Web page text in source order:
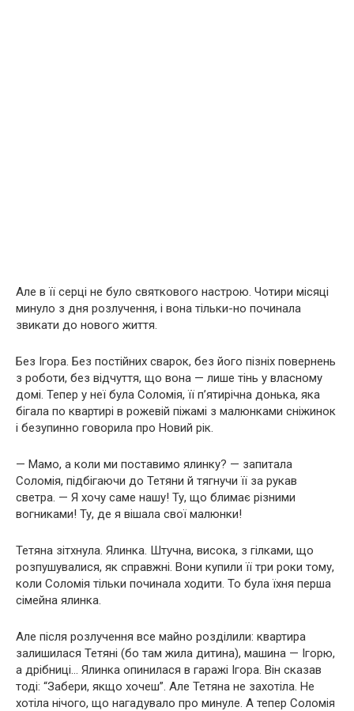
Але в її серці не було святкового настрою. Чотири місяці
минуло з дня розлучення, і вона тільки-но починала
звикати до нового життя.
Без Ігора. Без постійних сварок, без його пізніх повернень
з роботи, без відчуття, що вона — лише тінь у власному
домі. Тепер у неї була Соломія, її п’ятирічна донька, яка
бігала по квартирі в рожевій піжамі з малюнками сніжинок
і безупинно говорила про Новий рік.
— Мамо, а коли ми поставимо ялинку? — запитала
Соломія, підбігаючи до Тетяни й тягнучи її за рукав
светра. — Я хочу саме нашу! Ту, що блимає різними
вогниками! Ту, де я вішала свої малюнки!
Тетяна зітхнула. Ялинка. Штучна, висока, з гілками, що
розпушувалися, як справжні. Вони купили її три роки тому,
коли Соломія тільки починала ходити. То була їхня перша
сімейна ялинка.
Але після розлучення все майно розділили: квартира
залишилася Тетяні (бо там жила дитина), машина — Ігорю,
а дрібниці… Ялинка опинилася в гаражі Ігора. Він сказав
тоді: “Забери, якщо хочеш”. Але Тетяна не захотіла. Не
хотіла нічого, що нагадувало про минуле. А тепер Соломія